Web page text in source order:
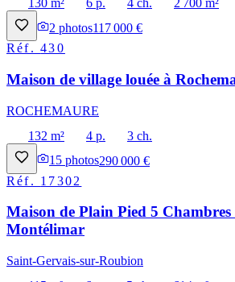
130 m²
6 p. 4 ch.
2 700 m²
2 photos117 000 €
Réf.430
Maison de village louée à
ROCHEMAURE
132 m²
4 p.
3 ch.
15 photos290 000 €
Réf. 17302
Maison de Plain Pied 5
Montélimar
Saint-Gervais-sur-Roubion